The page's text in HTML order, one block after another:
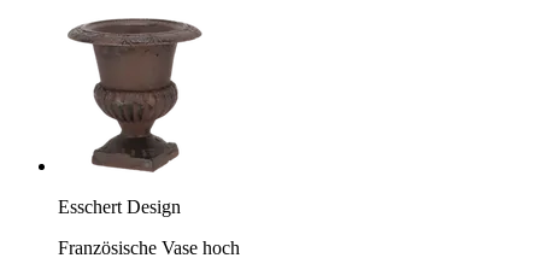
Esschert Design
Französische Vase hoch